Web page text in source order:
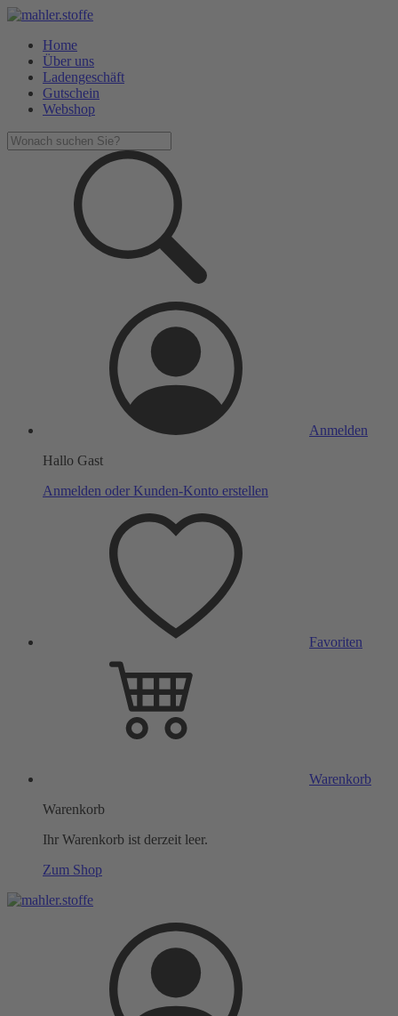
Home
Über uns
Ladengeschäft
Gutschein
Webshop
Anmelden
Hallo Gast
Anmelden oder Kunden-Konto erstellen
Favoriten
Warenkorb
Warenkorb
Ihr Warenkorb ist derzeit leer.
Zum Shop